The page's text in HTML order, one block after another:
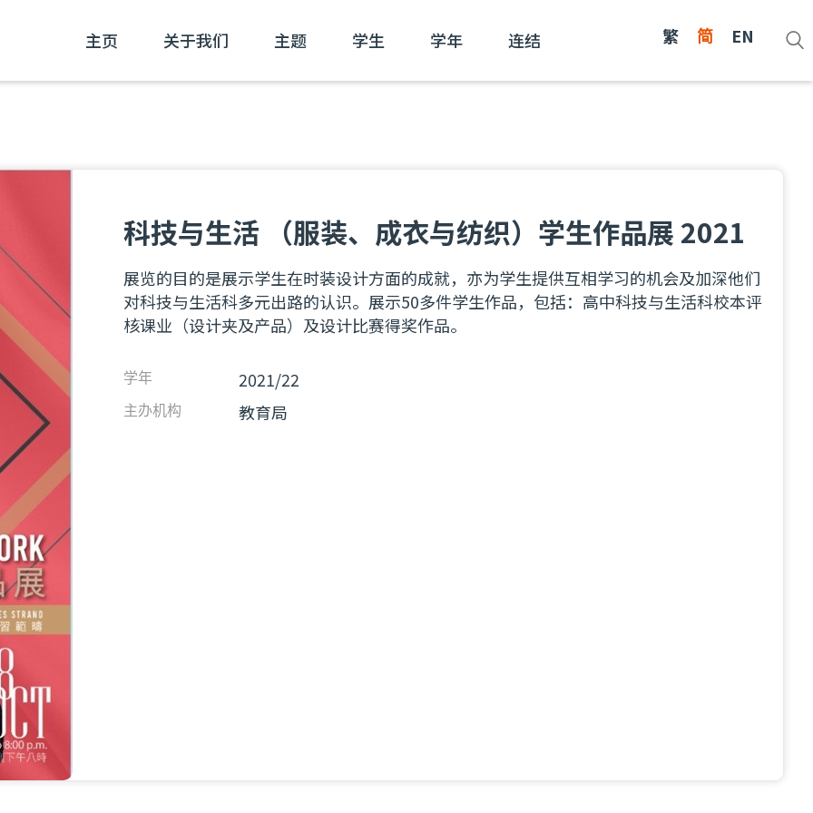
主页 关于我们 主题 学生 学年 连结 繁 简 EN
科技与生活 （服装、成衣与纺织）学生作品展 2021
展览的目的是展示学生在时装设计方面的成就，亦为学生提供互相学习的机会及加深他们
对科技与生活科多元出路的认识。展示50多件学生作品，包括：高中科技与生活科校本评
核课业（设计夹及产品）及设计比赛得奖作品。
学年 2021/22
主办机构 教育局